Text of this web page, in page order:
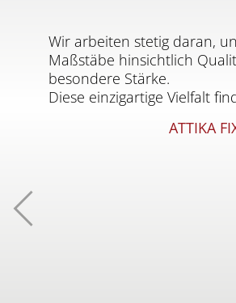
Wir arbeiten stetig daran,
Maßstäbe hinsichtlich
besondere Stärke.
Diese einzigartige Vielfalt
ATTIKA FIX
Zurück